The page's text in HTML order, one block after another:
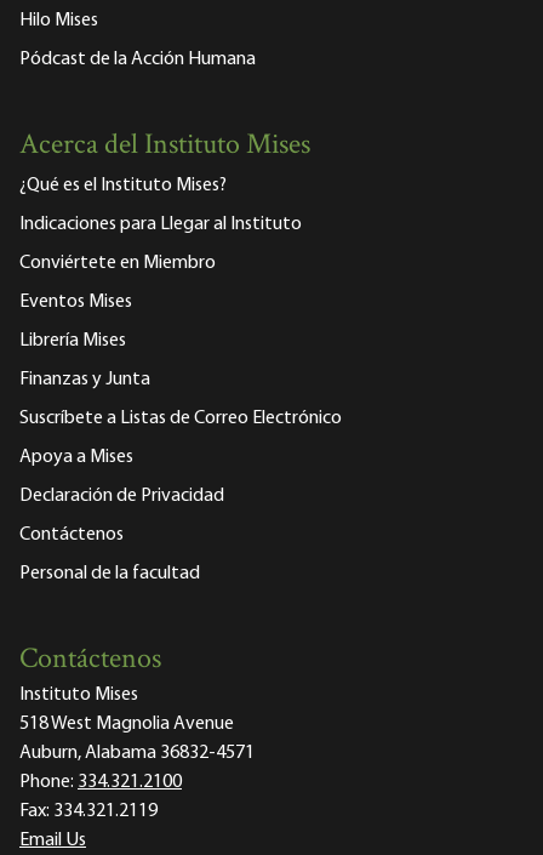
Hilo Mises
Pódcast de la Acción Humana
Acerca del Instituto Mises
¿Qué es el Instituto Mises?
Indicaciones para Llegar al Instituto
Conviértete en Miembro
Eventos Mises
Librería Mises
Finanzas y Junta
Suscríbete a Listas de Correo Electrónico
Apoya a Mises
Declaración de Privacidad
Contáctenos
Personal de la facultad
Contáctenos
Instituto Mises
518 West Magnolia Avenue
Auburn, Alabama 36832-4571
Phone: 334.321.2100
Fax: 334.321.2119
Email Us